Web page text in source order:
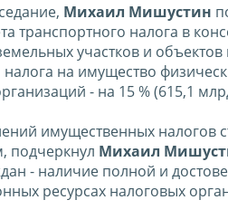
Михаил Мишустин
транспортного налога в
участков и
налога на имущество
- на 15 % (615,1
имущественных налогов
подчеркнул Михаил
- наличие полной и
ресурсах налоговых